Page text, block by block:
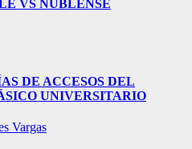
VS ÑUBLENSE
DE ACCESOS DEL
UNIVERSITARIO
Vargas